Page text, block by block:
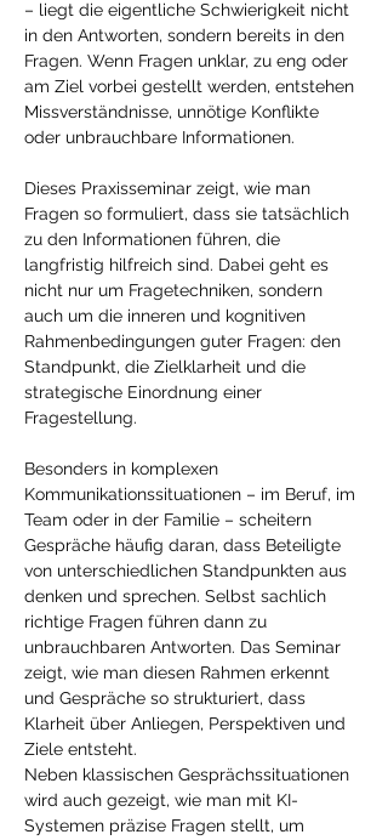
– liegt die eigentliche Schwierigkeit nicht
in den Antworten, sondern bereits in den
Fragen. Wenn Fragen unklar, zu eng oder
am Ziel vorbei gestellt werden, entstehen
Missverständnisse, unnötige Konflikte
oder unbrauchbare Informationen.
Dieses Praxisseminar zeigt, wie man
Fragen so formuliert, dass sie tatsächlich
zu den Informationen führen, die
langfristig hilfreich sind. Dabei geht es
nicht nur um Fragetechniken, sondern
auch um die inneren und kognitiven
Rahmenbedingungen guter Fragen: den
Standpunkt, die Zielklarheit und die
strategische Einordnung einer
Fragestellung.
Besonders in komplexen
Kommunikationssituationen – im Beruf, im
Team oder in der Familie – scheitern
Gespräche häufig daran, dass Beteiligte
von unterschiedlichen Standpunkten aus
denken und sprechen. Selbst sachlich
richtige Fragen führen dann zu
unbrauchbaren Antworten. Das Seminar
zeigt, wie man diesen Rahmen erkennt
und Gespräche so strukturiert, dass
Klarheit über Anliegen, Perspektiven und
Ziele entsteht.
Neben klassischen Gesprächssituationen
wird auch gezeigt, wie man mit KI-
Systemen präzise Fragen stellt, um